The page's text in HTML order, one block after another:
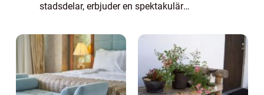
stadsdelar, erbjuder en spektakulär
aktiviteter och sevärdheter. Med sin br...